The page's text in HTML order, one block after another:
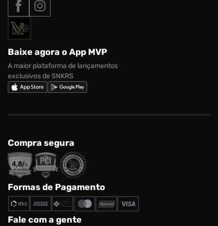
Roupas
Acessórios
Marcas
adidas Adi2000
adidas Campus
Nike Shox
Termos de uso
Política de privacidade
Regulamento CRM/ CASHBACK
Regulamento Cupom
Formas de Pagamento
Solicite seus dados
Baixe agora o App MVP
A maior plataforma de lançamentos
exclusivos de SNKRS
Compra segura
Formas de Pagamento
Fale com a gente